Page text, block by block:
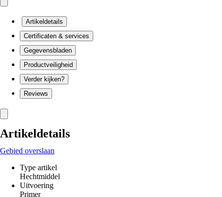
Artikeldetails
Certificaten & services
Gegevensbladen
Productveiligheid
Verder kijken?
Reviews
Artikeldetails
Gebied overslaan
Type artikel
Hechtmiddel
Uitvoering
Primer